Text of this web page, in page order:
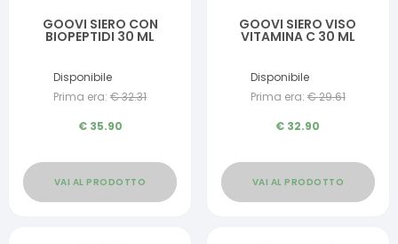
GOOVI SIERO CON
BIOPEPTIDI 30 ML
Disponibile
Prima era: €32.31
€ 35.90
VAI AL PRODOTTO
GOOVI SIERO VISO
VITAMINA C 30 ML
Disponibile
Prima era: €29.61
€ 32.90
VAI AL PRODOTTO